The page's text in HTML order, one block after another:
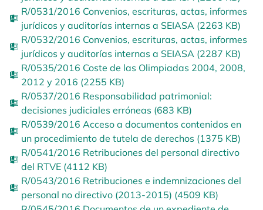
R/0531/2016 Convenios, escrituras, actas, informes
jurídicos y auditorías internas a SEIASA (2263 KB)
R/0532/2016 Convenios, escrituras, actas, informes
jurídicos y auditorías internas a SEIASA (2287 KB)
R/0535/2016 Coste de las Olimpiadas 2004, 2008,
2012 y 2016 (2255 KB)
R/0537/2016 Responsabilidad patrimonial:
decisiones judiciales erróneas (683 KB)
R/0539/2016 Acceso a documentos contenidos en
un procedimiento de tutela de derechos (1375 KB)
R/0541/2016 Retribuciones del personal directivo
del RTVE (4112 KB)
R/0543/2016 Retribuciones e indemnizaciones del
personal no directivo (2013-2015) (4509 KB)